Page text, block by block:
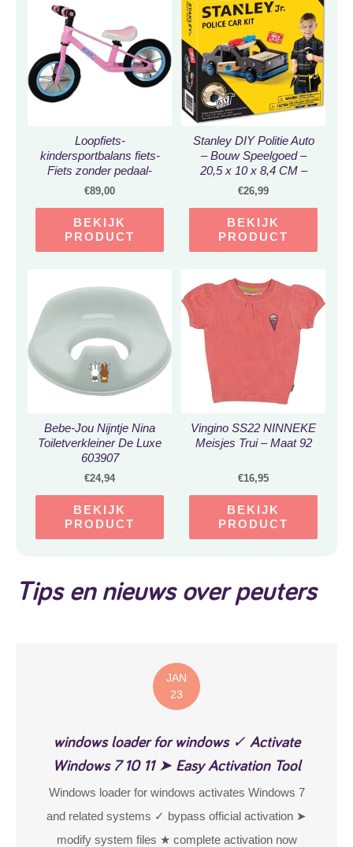
Loopfiets-
kindersportbalans fiets-
Fiets zonder pedaal-
competitieve
12 inch-voor kinderen
van 2 3 4 5 6 7 jaar voor
Comfortabel en zeer
€89,00
BEKIJK
PRODUCT
Stanley DIY Politie Auto
– Bouw Speelgoed –
20,5 x 10 x 8,4 CM –
Complete Set met
Stuks – Hout
€26,99
BEKIJK
PRODUCT
Bebe-Jou Nijntje Nina
Toiletverkleiner De Luxe
603907
€24,94
BEKIJK
PRODUCT
Vingino SS22 NINNEKE
Meisjes Trui – Maat 92
€16,95
BEKIJK
PRODUCT
Tips en nieuws over peuters
JAN
23
windows loader for windows ✓ Activate
Windows 7 10 11 ➤ Easy Activation Tool
Windows loader for windows activates Windows 7
and related systems ✓ bypass official activation ➤
modify system files ★ complete activation now